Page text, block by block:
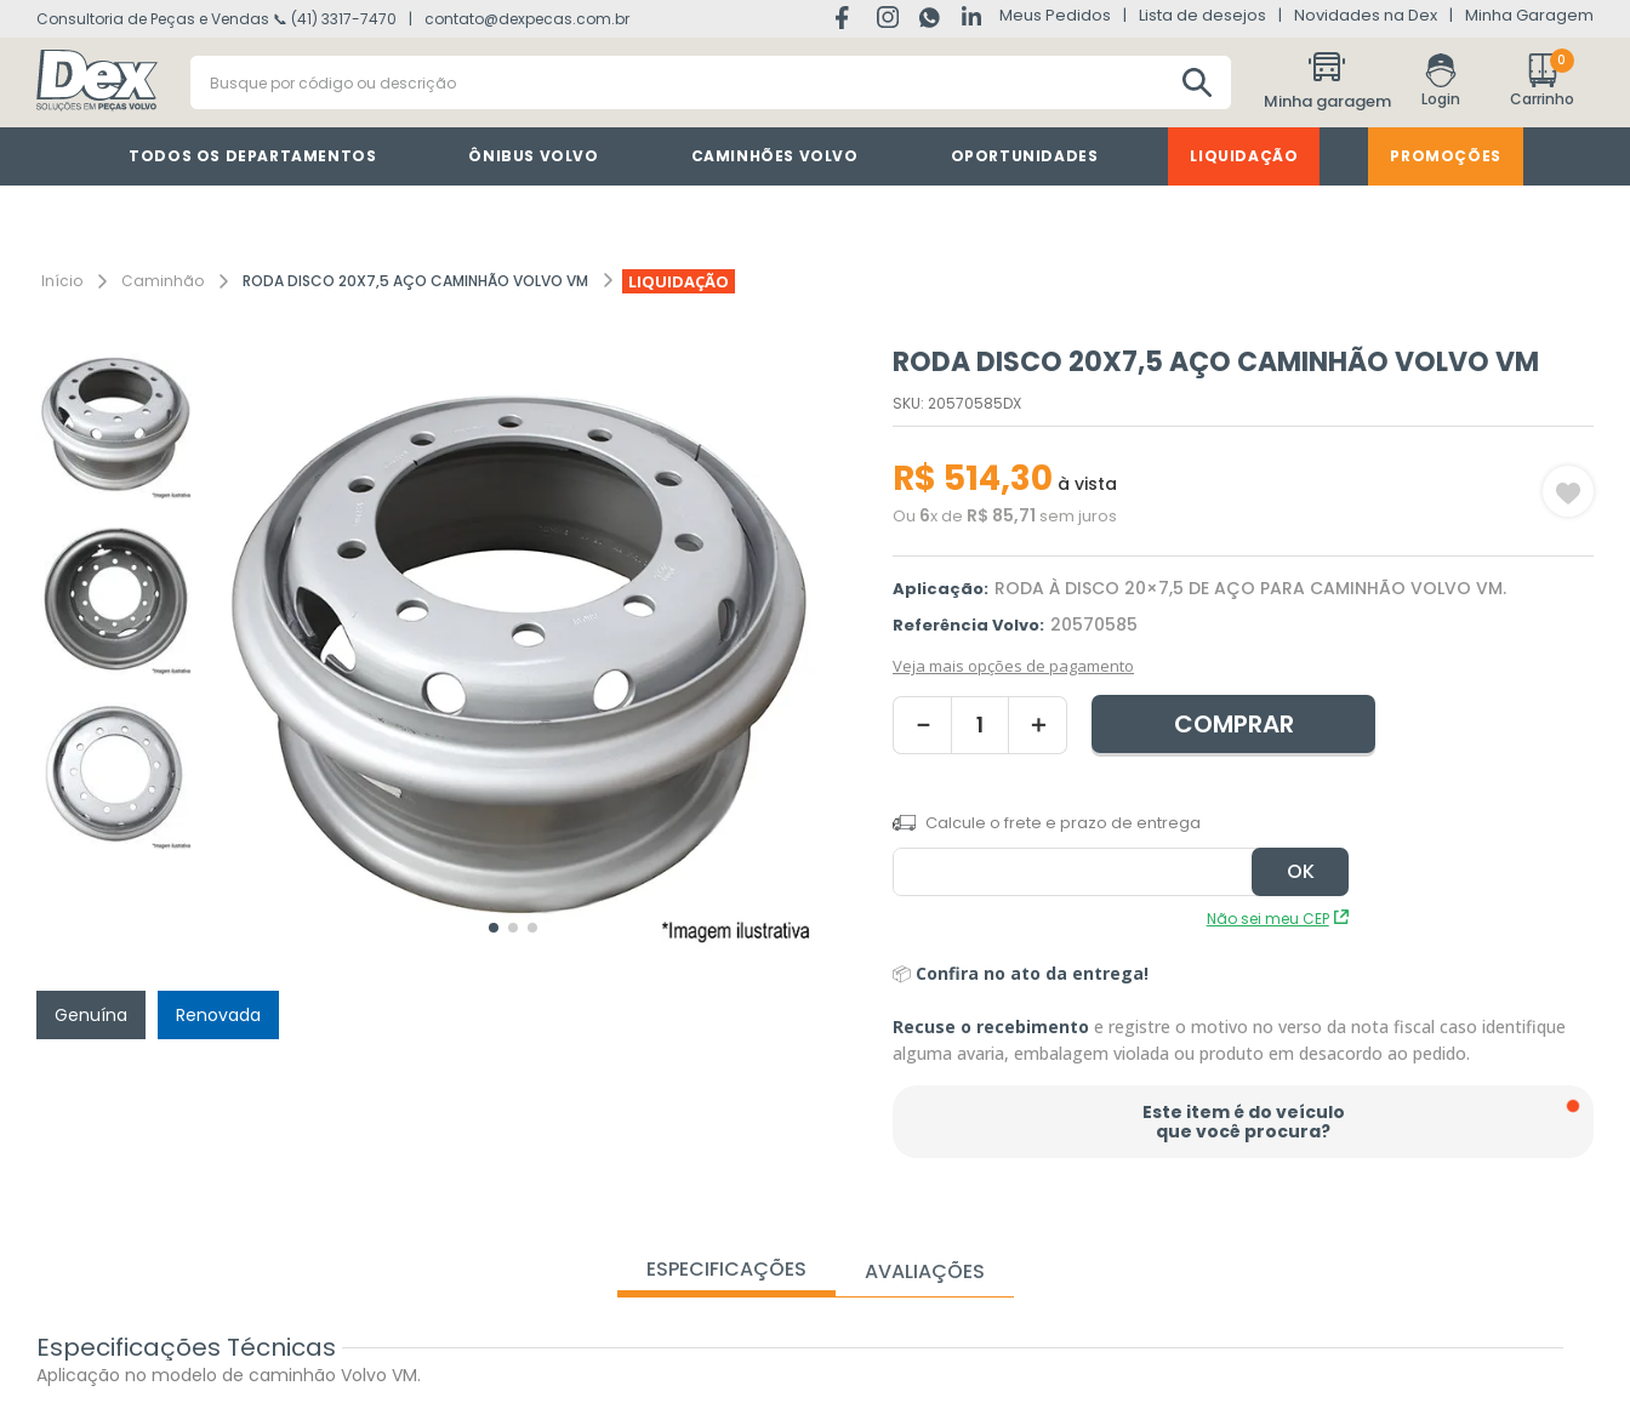
Consultoria de Peças e Vendas 📞 (41) 3317-7470 contato@dexpecas.com.br Meus Pedidos Lista de desejos Novidades na Dex Minha Garagem
Busque por código ou descrição
Minha garagem
0
TODOS OS DEPARTAMENTOS ÔNIBUS VOLVO CAMINHÕES VOLVO OPORTUNIDADES LIQUIDAÇÃO PROMOÇÕES
Caminhão RODA DISCO 20X7,5 AÇO CAMINHÃO VOLVO VM LIQUIDAÇÃO
Genuína Renovada
RODA DISCO 20X7,5 AÇO CAMINHÃO VOLVO VM
SKU: 20570585DX
R$ 514,30 à vista
Ou 6x de R$ 85,71 sem juros
Aplicação: RODA À DISCO 20×7,5 DE AÇO PARA CAMINHÃO VOLVO VM.
Referência Volvo: 20570585
Veja mais opções de pagamento
＋
－ COMPRAR
Não sei meu CEP
📦 Confira no ato da entrega!
Recuse o recebimento e registre o motivo no verso da nota fiscal caso identifique
alguma avaria, embalagem violada ou produto em desacordo ao pedido.
Este item é do veículo
que você procura?
ESPECIFICAÇÕES AVALIAÇÕES
Especificações Técnicas
Aplicação no modelo de caminhão Volvo VM.
1º volvo fh
3º vm
4º farol
5º lanterna
7 defletor